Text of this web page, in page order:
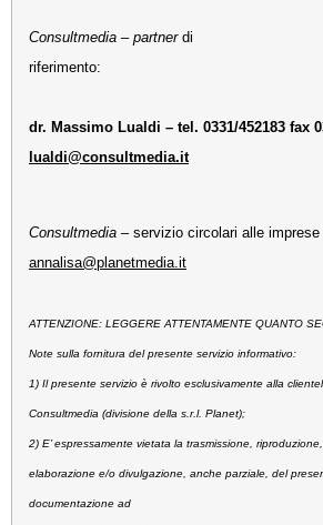
Consultmedia – partnerdi
riferimento:
dr. Massimo Lualdi – tel. 0331/452183 fax
lualdi@consultmedia.it
Consultmedia – servizio circolari alle
annalisa@planetmedia.it
ATTENZIONE: LEGGERE ATTENTAMENTE QUANTO
Note sulla fornitura del presente servizio informativo:
1) Il presente servizio è rivolto esclusivamente alla
Consultmedia (divisione della s.r.l. Planet);
2) E’ espressamente vietata la trasmissione,
elaborazione e/o divulgazione, anche parziale, del
documentazione ad